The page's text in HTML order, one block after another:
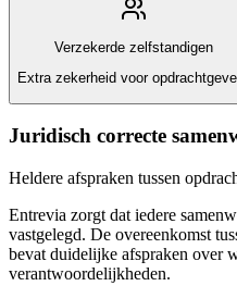
Verzekerde zelfstandigen
Extra zekerheid voor
Juridisch correcte
Heldere afspraken tussen
Entrevia zorgt dat iedere
vastgelegd. De overeenkomst
bevat duidelijke afspraken over
verantwoordelijkheden.